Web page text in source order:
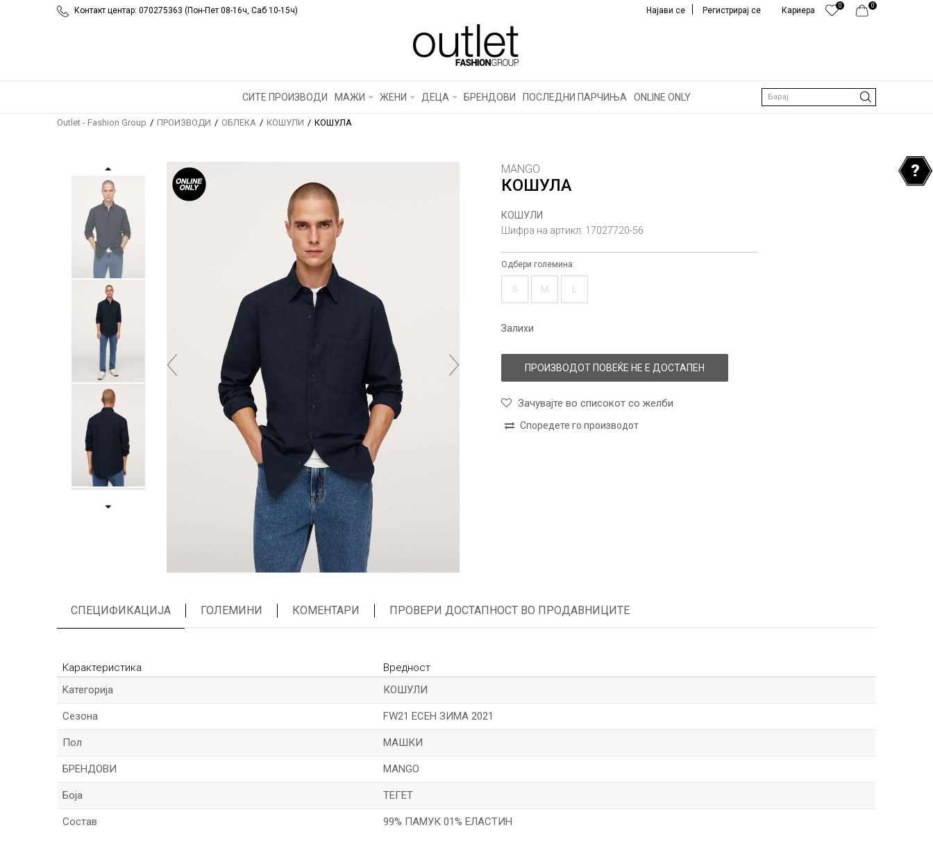
Контакт центар: 070275363 (Пон-Пет 08-16ч, Саб 10-15ч) 0
0
Кариера
Најави се Регистрирај се
СИТЕ ПРОИЗВОДИ МАЖИ ЖЕНИ ДЕЦА БРЕНДОВИ ПОСЛЕДНИ ПАРЧИЊА ONLINE ONLY Барај
Outlet - Fashion Group ПРОИЗВОДИ ОБЛЕКА КОШУЛИ КОШУЛА
MANGO
КОШУЛА
КОШУЛИ
Шифра на артикл: 17027720-56
Одбери големина:
S M L
Залихи
ПРОИЗВОДОТ ПОВЕЌЕ НЕ Е ДОСТАПЕН
Зачувајте во списокот со желби
Споредете го производот
СПЕЦИФИКАЦИЈА ГОЛЕМИНИ КОМЕНТАРИ ПРОВЕРИ ДОСТАПНОСТ ВО ПРОДАВНИЦИТЕ
Карактеристика
Вредност
Kатегорија
КОШУЛИ
Сезона FW21 ЕСЕН ЗИМА 2021
Пол МАШКИ
БРЕНДОВИ MANGO
Боја ТЕГЕТ
Состав 99% ПАМУК 01% ЕЛАСТИН